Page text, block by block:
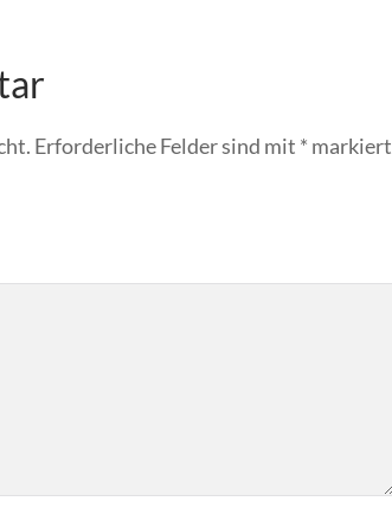
Erforderliche Felder sind mit * markiert